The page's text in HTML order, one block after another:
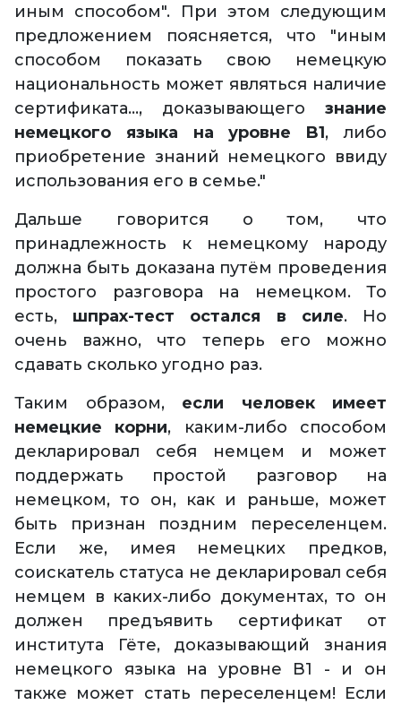
иным способом". При этом следующим
предложением поясняется, что "иным
способом показать свою немецкую
национальность может являться наличие
сертификата..., доказывающего знание
немецкого языка на уровне B1, либо
приобретение знаний немецкого ввиду
использования его в семье."
Дальше говорится о том, что
принадлежность к немецкому народу
должна быть доказана путём проведения
простого разговора на немецком. То
есть, шпрах-тест остался в силе. Но
очень важно, что теперь его можно
сдавать сколько угодно раз.
Таким образом, если человек имеет
немецкие корни, каким-либо способом
декларировал себя немцем и может
поддержать простой разговор на
немецком, то он, как и раньше, может
быть признан поздним переселенцем.
Если же, имея немецких предков,
соискатель статуса не декларировал себя
немцем в каких-либо документах, то он
должен предъявить сертификат от
института Гёте, доказывающий знания
немецкого языка на уровне В1 - и он
также может стать переселенцем! Если